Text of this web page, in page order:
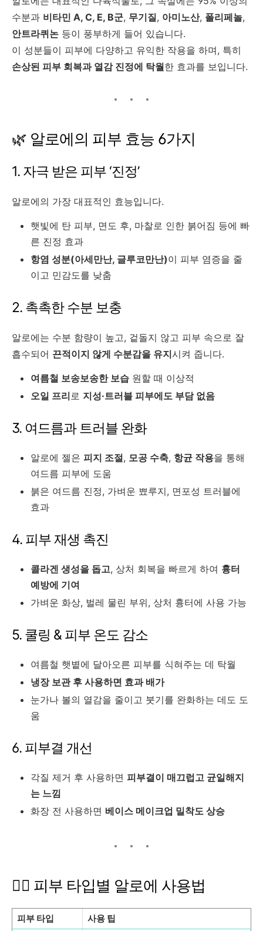
수분과 비타민 A, C, E, B군, 무기질, 아미노산, 폴리페놀,
안트라퀴논 등이 풍부하게 들어 있습니다.
이 성분들이 피부에 다양하고 유익한 작용을 하며, 특히
손상된 피부 회복과 열감 진정에 탁월한 효과를 보입니다.
🌿 알로에의 피부 효능 6가지
1. 자극 받은 피부 ‘진정’
알로에의 가장 대표적인 효능입니다.
햇빛에 탄 피부, 면도 후, 마찰로 인한 붉어짐 등에 빠
른 진정 효과
항염 성분(아세만난, 글루코만난)이 피부 염증을 줄
이고 민감도를 낮춤
2. 촉촉한 수분 보충
알로에는 수분 함량이 높고, 겉돌지 않고 피부 속으로 잘
흡수되어 끈적이지 않게 수분감을 유지시켜 줍니다.
여름철 보송보송한 보습 원할 때 이상적
오일 프리 로 지성·트러블 피부에도 부담 없음
3. 여드름과 트러블 완화
알로에 젤은 피지 조절, 모공 수축, 항균 작용을 통해
여드름 피부에 도움
붉은 여드름 진정, 가벼운 뾰루지, 면포성 트러블에
효과
4. 피부 재생 촉진
콜라겐 생성을 돕고, 상처 회복을 빠르게 하여 흉터
예방에 기여
가벼운 화상, 벌레 물린 부위, 상처 흉터에 사용 가능
5. 쿨링 & 피부 온도 감소
여름철 햇볕에 달아오른 피부를 식혀주는 데 탁월
냉장 보관 후 사용하면 효과 배가
눈가나 볼의 열감을 줄이고 붓기를 완화하는 데도 도
움
6. 피부결 개선
각질 제거 후 사용하면 피부결이 매끄럽고 균일해지
는 느낌
화장 전 사용하면 베이스 메이크업 밀착도 상승
👩‍⚕️ 피부 타입별 알로에 사용법
피부 타입 사용 팁